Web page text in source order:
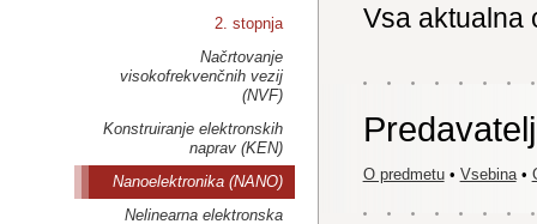
2. stopnja
Načrtovanje
visokofrekvenčnih vezij
(NVF)
Konstruiranje elektronskih
naprav (KEN)
Nanoelektronika (NANO)
Nelinearna elektronska
Vsa aktualna
O predmetu• Vsebina•